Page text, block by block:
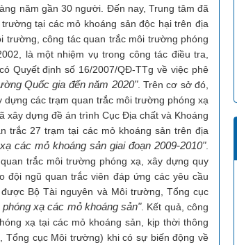
năm gần 30 người. Đến nay, Trung tâm đã
tại các mỏ khoáng sản độc hại trên địa
trường, công tác quan trắc môi trường phóng
là một nhiệm vụ trong công tác điều tra,
Quyết định số 16/2007/QĐ-TTg về việc phê
Quốc gia đến năm 2020". Trên cơ sở đó,
các trạm quan trắc môi trường phóng xạ
xây dựng đề án trình Cục Địa chất và Khoáng
trắc 27 trạm tại các mỏ khoáng sản trên địa
các mỏ khoáng sản giai đoạn 2009-2010".
trắc môi trường phóng xạ, xây dựng quy
ngũ quan trắc viên đáp ứng các yêu cầu
Bộ Tài nguyên và Môi trường, Tổng cục
xạ các mỏ khoáng sản". Kết quả, công
xạ tại các mỏ khoáng sản, kịp thời thông
Tổng cục Môi trường) khi có sự biến động về